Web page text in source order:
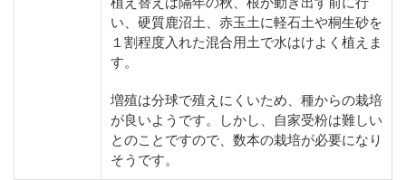
い、硬質鹿沼土、赤玉土に軽石土や桐生砂を
１割程度入れた混合用土で水はけよく植えま
す。
増殖は分球で殖えにくいため、種からの栽培
が良いようです。しかし、自家受粉は難しい
とのことですので、数本の栽培が必要になり
そうです。